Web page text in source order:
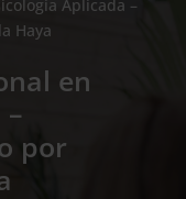
Aplicada –
Haya
en
por